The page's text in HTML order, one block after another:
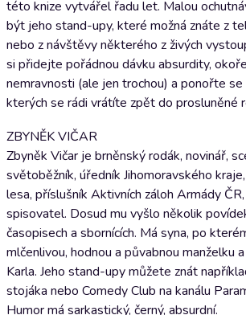
této knize vytvářel řadu let. Malou
být jeho stand-upy, které možná znáte z
nebo z návštěvy některého z živých
si přidejte pořádnou dávku absurdity,
nemravnosti (ale jen trochou) a ponořte
kterých se rádi vrátíte zpět do prosluněné
ZBYNĚK VIČAR
Zbyněk Vičar je brněnský rodák, novinář,
světoběžník, úředník Jihomoravského
lesa, příslušník Aktivních záloh Armády
spisovatel. Dosud mu vyšlo několik
časopisech a sbornících. Má syna, po
mlčenlivou, hodnou a půvabnou manželku
Karla. Jeho stand-upy můžete znát
stojáka nebo Comedy Club na kanálu
Humor má sarkastický, černý, absurdní.